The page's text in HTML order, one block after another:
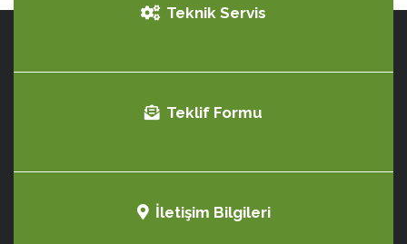
Teknik Servis
Teklif Formu
İletişim Bilgileri